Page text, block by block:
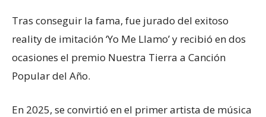
Tras conseguir la fama, fue jurado del exitoso
reality de imitación ‘Yo Me Llamo’ y recibió en dos
ocasiones el premio Nuestra Tierra a Canción
Popular del Año.
En 2025, se convirtió en el primer artista de música